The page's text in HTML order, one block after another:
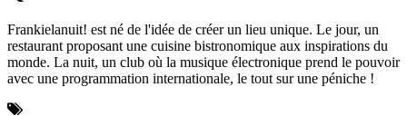
Frankielanuit! est né de l'idée de créer un lieu unique. Le jour, un
restaurant proposant une cuisine bistronomique aux inspirations du
monde. La nuit, un club où la musique électronique prend le pouvoir
avec une programmation internationale, le tout sur une péniche !